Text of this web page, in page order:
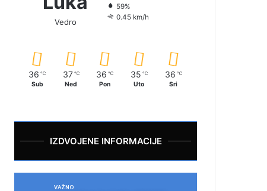
Vedro
59%
0.45 km/h
36 ℃
Sub
37 ℃
Ned
36 ℃
Pon
35 ℃
Uto
36 ℃
Sri
IZDVOJENE INFORMACIJE
VAŽNO